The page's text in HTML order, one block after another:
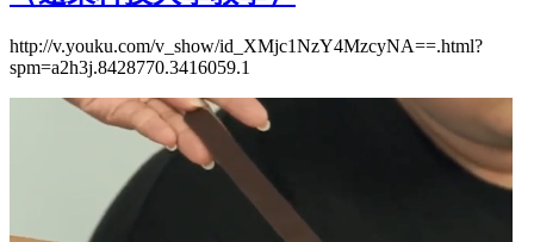
http://v.youku.com/v_show/id_XMjc1NzY4MzcyNA==.html?
spm=a2h3j.8428770.3416059.1